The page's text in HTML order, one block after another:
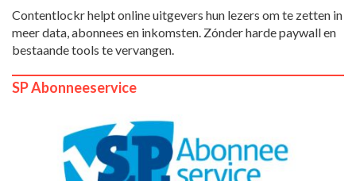
Contentlockr helpt online uitgevers hun lezers om te zetten in
meer data, abonnees en inkomsten. Zónder harde paywall en
bestaande tools te vervangen.
SP Abonneeservice